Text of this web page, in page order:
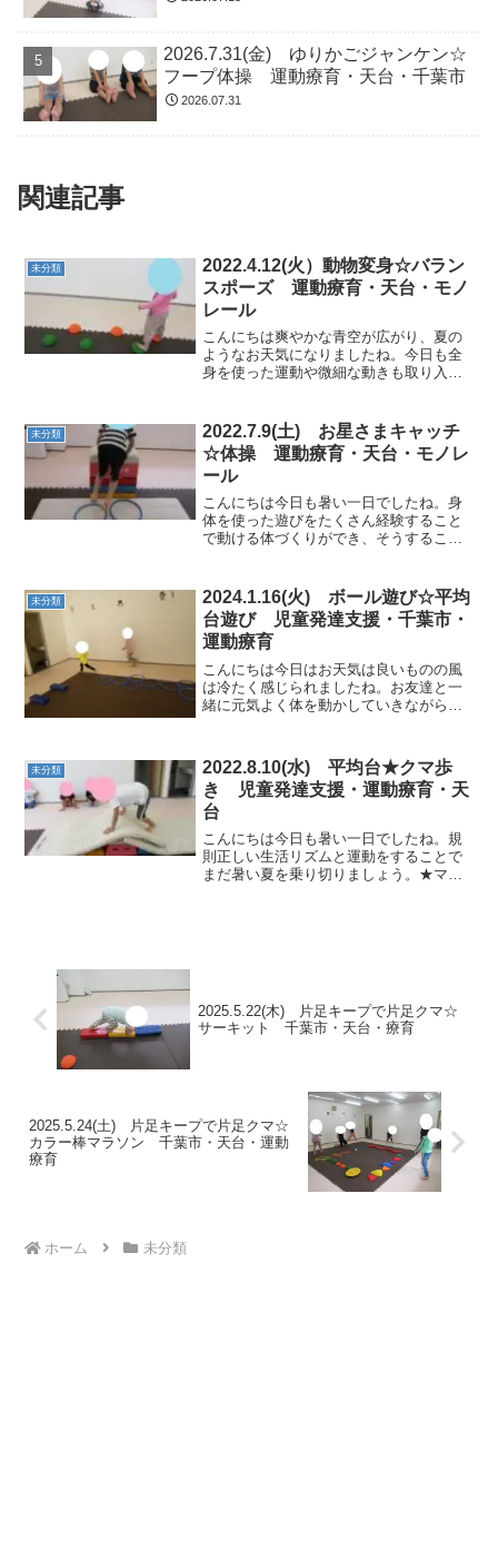
2026.7.31(金) ゆりかごジャンケン☆
フープ体操 運動療育・天台・千葉市
2026.07.31
関連記事
未分類
2022.4.12(火）動物変身☆バラン
スポーズ 運動療育・天台・モノ
レール
こんにちは爽やかな青空が広がり、夏の
ようなお天気になりましたね。今日も全
身を使った運動や微細な動きも取り入れ
むよ～落ちないで行けるかな？ ★カエ
ル乗り/バランスポー...
未分類
2022.7.9(土) お星さまキャッチ
☆体操 運動療育・天台・モノレ
ール
こんにちは今日も暑い一日でしたね。身
体を使った遊びをたくさん経験すること
で動ける体づくりができ、そうすること
間も入れながら今日も楽しく行っていき
たいと思います。★跳び箱...
未分類
2024.1.16(火) ボール遊び☆平均
台遊び 児童発達支援・千葉市・
運動療育
こんにちは今日はお天気は良いものの風
は冷たく感じられましたね。お友達と一
緒に元気よく体を動かしていきながら楽
ゆっくり進んでいきました。 アヒル歩き
で~す。フープも上手...
未分類
2022.8.10(水) 平均台★クマ歩
き 児童発達支援・運動療育・天
台
こんにちは今日も暑い一日でしたね。規
則正しい生活リズムと運動をすることで
まだ暑い夏を乗り切りましょう。★マッ
2025.5.22(木) 片足キープで片足クマ☆
サーキット 千葉市・天台・療育
2025.5.24(土) 片足キープで片足クマ☆
カラー棒マラソン 千葉市・天台・運動
療育
ホーム 未分類